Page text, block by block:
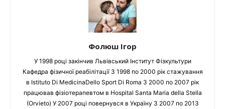
Фолюш Ігор
У 1998 році закінчив Львівський Інститут Фізкультури
Кафедра фізичної реабілітації З 1998 по 2000 рік стажування
в Istituto Di MedicinaDello Sport Di Roma З 2000 по 2007 рік
працював фізіотерапевтом в Hospital Santa Maria della Stella
(Orvieto) У 2007 році повернувся в Україну З 2007 по 2013